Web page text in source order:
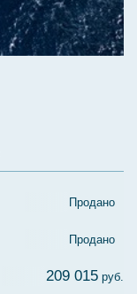
Продано
Продано
209 015 руб.